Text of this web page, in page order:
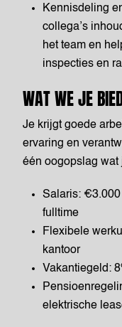
Kennisdeling
collega’s
het team en
inspecties en
WAT WE JE
Je krijgt goede
ervaring en
één oogopslag wat
Salaris: €3.000
fulltime
Flexibele
kantoor
Vakantiegeld:
elektrische